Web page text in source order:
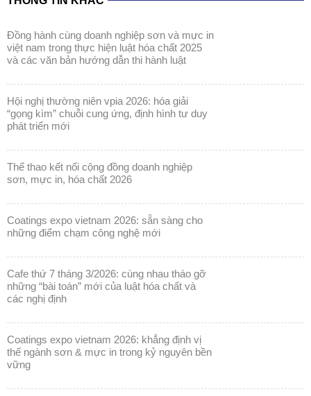
đồng hành cùng doanh nghiệp sơn và mực in
việt nam trong thực hiện luật hóa chất 2025
và các văn bản hướng dẫn thi hành luật
hội nghị thường niên vpia 2026: hóa giải
“gọng kìm” chuỗi cung ứng, định hình tư duy
phát triển mới
thể thao kết nối cộng đồng doanh nghiệp
sơn, mực in, hóa chất 2026
coatings expo vietnam 2026: sẵn sàng cho
những điểm chạm công nghệ mới
cafe thứ 7 tháng 3/2026: cùng nhau tháo gỡ
những “bài toán” mới của luật hóa chất và
các nghị định
coatings expo vietnam 2026: khẳng định vị
thế ngành sơn & mực in trong kỷ nguyên bền
vững